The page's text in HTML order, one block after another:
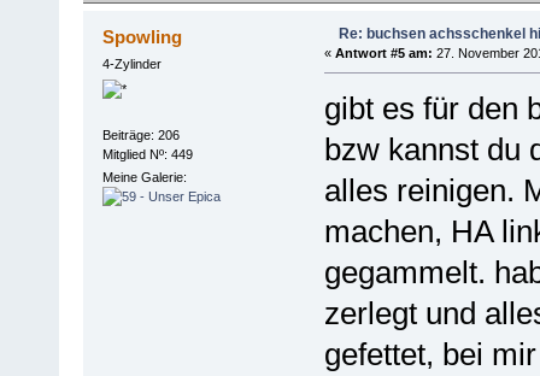
Spowling
4-Zylinder
Beiträge: 206
Mitglied Nº: 449
Meine Galerie:
Re: buchsen achsschenkel
« Antwort #5 am: 27. November
gibt es für den
bzw kannst du
alles reinigen.
machen, HA
gegammelt.
zerlegt und
gefettet, bei